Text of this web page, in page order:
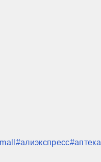
#алиэкспресс#аптека